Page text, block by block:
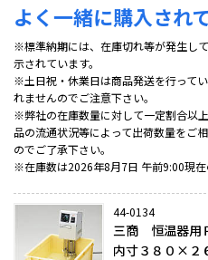
よく一緒に購入され
※標準納期には、在庫切れ等が発生し
示されています。
※土日祝・休業日は商品発送を行って
れませんのでご注意下さい。
※弊社の在庫数量に対して一定割合以
品の流通状況等によって出荷数量をご
のでご了承下さい。
※在庫数は2026年8月7日 午前9:00現在
44-0134
三商 恒温器用
内寸３８０×２